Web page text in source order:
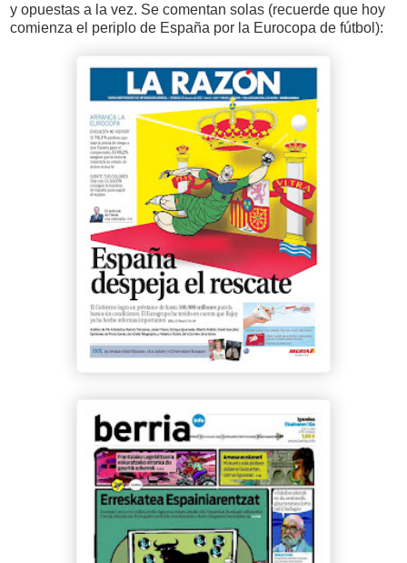
y opuestas a la vez. Se comentan solas (recuerde que hoy
comienza el periplo de España por la Eurocopa de fútbol):